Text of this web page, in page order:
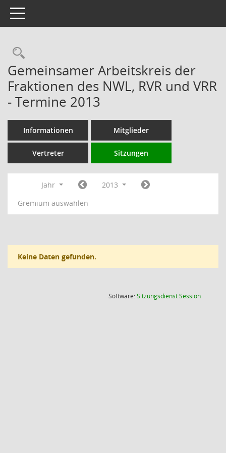
Toggle navigation
Rechercheauswahl
Gemeinsamer Arbeitskreis der
Fraktionen des NWL, RVR und VRR
- Termine 2013
Informationen Mitglieder
Vertreter Sitzungen
Jahr
2013
Gremium auswählen
Keine Daten gefunden.
Software:SitzungsdienstSession(Wird in